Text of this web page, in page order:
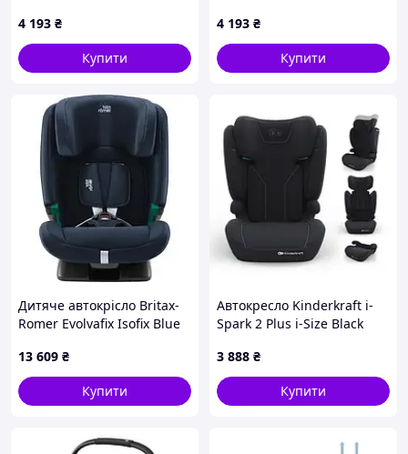
4 193 ₴
Купити
4 193 ₴
Купити
Дитяче автокрісло Britax-
Romer Evolvafix Isofix Blue
13 609 ₴
Купити
Автокресло Kinderkraft i-
Spark 2 Plus i-Size Black
3 888 ₴
Купити